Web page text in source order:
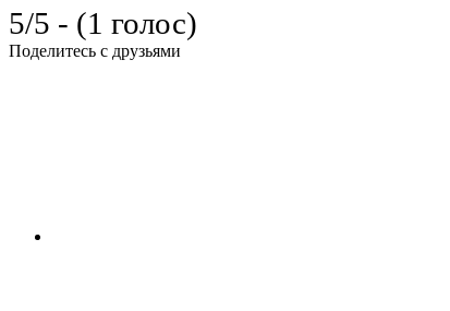
5/5 - (1 голос)
Поделитесь с друзьями